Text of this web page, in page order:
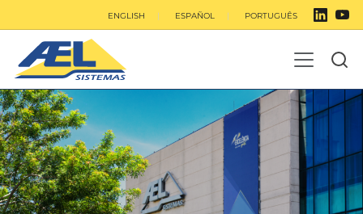
ENGLISH ESPAÑOL PORTUGUÊS